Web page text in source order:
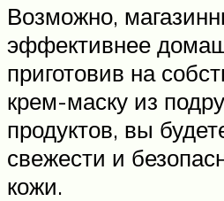
Возможно,
эффективнее
приготовив на
крем-маску из
продуктов, вы
свежести и
кожи.